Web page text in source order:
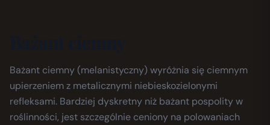
Bażant ciemny (melanistyczny) wyróżnia się ciemnym
upierzeniem z metalicznymi niebieskozielonymi
refleksami. Bardziej dyskretny niż bażant pospolity w
roślinności, jest szczególnie ceniony na polowaniach